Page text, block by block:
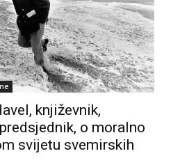
književnik,
o moralno
svijetu svemirskih